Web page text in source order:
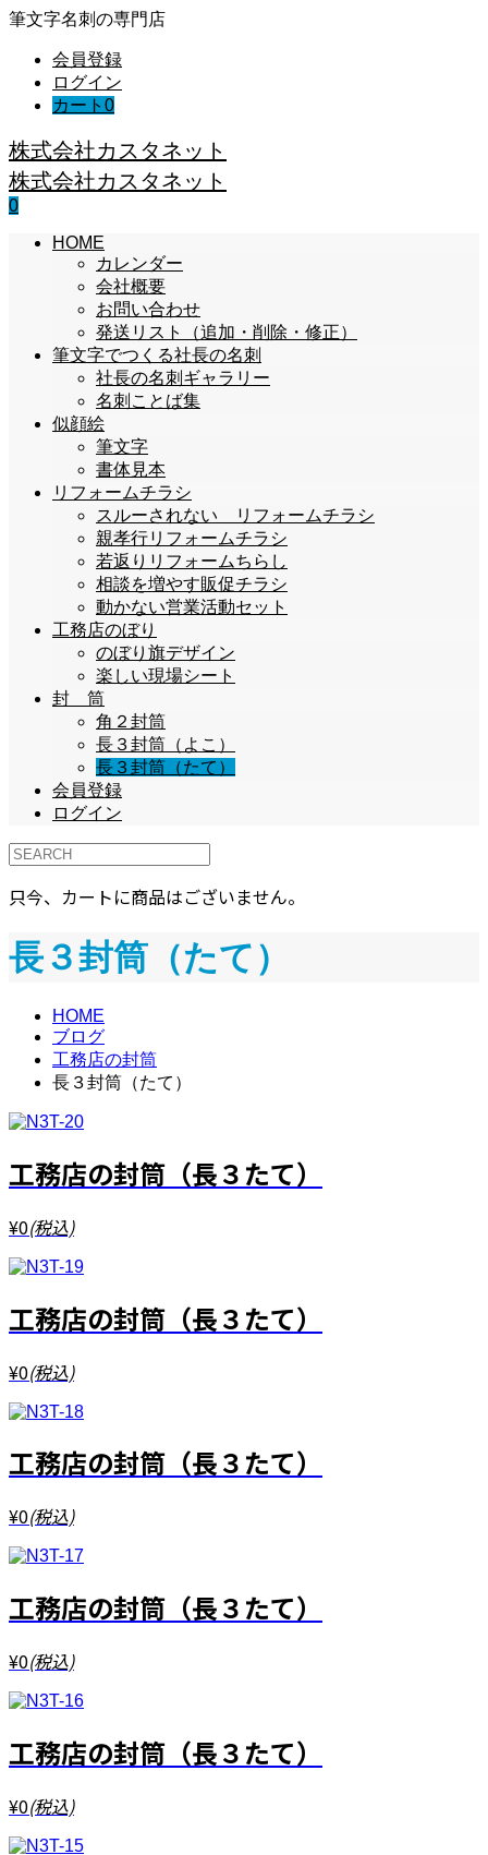
筆文字名刺の専門店
会員登録
ログイン
カート 0
株式会社カスタネット
株式会社カスタネット
0
HOME
カレンダー
会社概要
お問い合わせ
発送リスト（追加・削除・修正）
筆文字でつくる社長の名刺
社長の名刺ギャラリー
名刺ことば集
似顔絵
筆文字
書体見本
リフォームチラシ
スルーされない リフォームチラシ
親孝行リフォームチラシ
若返りリフォームちらし
相談を増やす販促チラシ
動かない営業活動セット
工務店のぼり
のぼり旗デザイン
楽しい現場シート
封 筒
角２封筒
長３封筒（よこ）
長３封筒（たて）
会員登録
ログイン
只今、カートに商品はございません。
長３封筒（たて）
HOME
ブログ
工務店の封筒
長３封筒（たて）
工務店の封筒（長３たて）
¥0(税込)
工務店の封筒（長３たて）
¥0(税込)
工務店の封筒（長３たて）
¥0(税込)
工務店の封筒（長３たて）
¥0(税込)
工務店の封筒（長３たて）
¥0(税込)